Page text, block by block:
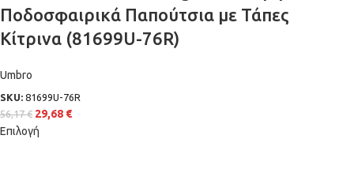
Ποδοσφαιρικά Παπούτσια με Τάπες
Κίτρινα (81699U-76R)
Umbro
SKU: 81699U-76R
56,17€ 29,68 €
Επιλογή